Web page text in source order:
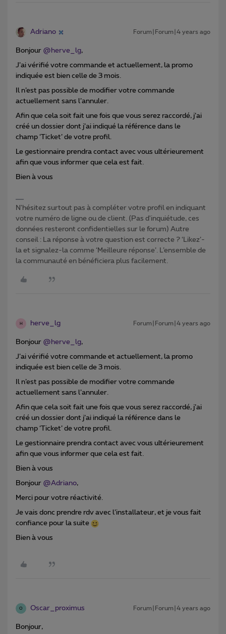
Adriano Forum|Forum|4 years ago
Bonjour @herve_lg,
J’ai vérifié votre commande et actuellement, la promo
indiquée est bien celle de 3 mois.
Il n’est pas possible de modifier votre commande
actuellement sans l’annuler.
Afin que cela soit fait une fois que vous serez raccordé, j’ai
créé un dossier dont j’ai indiqué la référence dans le
champ ‘Ticket’ de votre profil.
Le gestionnaire prendra contact avec vous ultérieurement
afin que vous informer que cela est fait.
Bien à vous
N'hésitez surtout pas à compléter votre profil en indiquant
votre numéro de ligne ou de client. (Pas d'inquiétude, ces
données resteront confidentielles sur le forum) Autre
conseil : La réponse à votre question est correcte ? ‘Likez’-
la et signalez-la comme ‘Meilleure réponse’. L’ensemble de
la communauté en bénéficiera plus facilement.
H herve_lg Forum|Forum|4 years ago
Bonjour @herve_lg,
J’ai vérifié votre commande et actuellement, la promo
indiquée est bien celle de 3 mois.
Il n’est pas possible de modifier votre commande
actuellement sans l’annuler.
Afin que cela soit fait une fois que vous serez raccordé, j’ai
créé un dossier dont j’ai indiqué la référence dans le
champ ‘Ticket’ de votre profil.
Le gestionnaire prendra contact avec vous ultérieurement
afin que vous informer que cela est fait.
Bien à vous
Bonjour @Adriano,
Merci pour votre réactivité.
Je vais donc prendre rdv avec l’installateur, et je vous fait
confiance pour la suite
Bien à vous
O Oscar_proximus Forum|Forum|4 years ago
Bonjour,